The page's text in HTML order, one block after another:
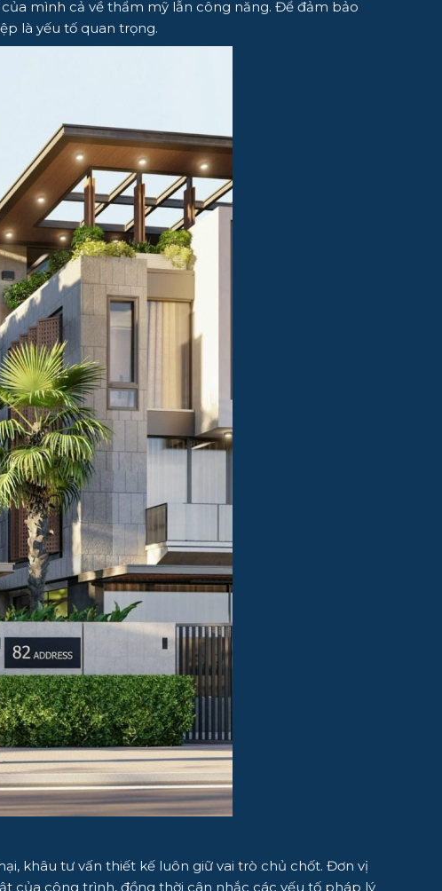
mình cả về thẩm mỹ lẫn công năng. Để đảm bảo
là yếu tố quan trọng.
khâu tư vấn thiết kế luôn giữ vai trò chủ chốt. Đơn vị
của công trình, đồng thời cân nhắc các yếu tố pháp lý